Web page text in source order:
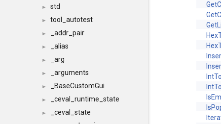
► std
► tool_autotest
► _addr_pair
► _alias
► _arg
► _arguments
► _BaseCustomGui
► _ceval_runtime_state
► _ceval_state